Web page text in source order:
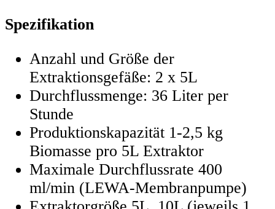
Spezifikation
Anzahl und Größe der
Extraktionsgefäße: 2 x 5L
Durchflussmenge: 36 Liter per
Stunde
Produktionskapazität 1-2,5 kg
Biomasse pro 5L Extraktor
Maximale Durchflussrate 400
ml/min (LEWA-Membranpumpe)